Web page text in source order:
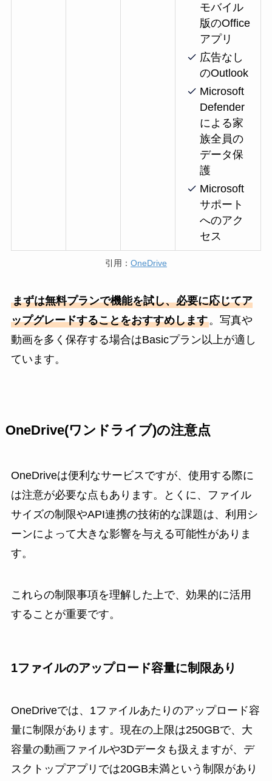
モバイル
版のOffice
アプリ
広告なし
のOutlook
Microsoft
Defender
による家
族全員の
データ保
護
Microsoft
サポート
へのアク
セス
引用： OneDrive
まずは無料プランで機能を試し、必要に応じてア
ップグレードすることをおすすめします。写真や
動画を多く保存する場合はBasicプラン以上が適し
ています。
OneDrive(ワンドライブ)の注意点
OneDriveは便利なサービスですが、使用する際に
は注意が必要な点もあります。とくに、ファイル
サイズの制限やAPI連携の技術的な課題は、利用シ
ーンによって大きな影響を与える可能性がありま
す。
これらの制限事項を理解した上で、効果的に活用
することが重要です。
1ファイルのアップロード容量に制限あり
OneDriveでは、1ファイルあたりのアップロード容
量に制限があります。現在の上限は250GBで、大
容量の動画ファイルや3Dデータも扱えますが、デ
スクトップアプリでは20GB未満という制限があり